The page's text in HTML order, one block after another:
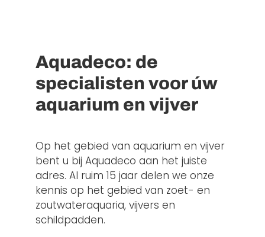
Aquadeco: de
specialisten voor úw
aquarium en vijver
Op het gebied van aquarium en vijver
bent u bij Aquadeco aan het juiste
adres. Al ruim 15 jaar delen we onze
kennis op het gebied van zoet- en
zoutwateraquaria, vijvers en
schildpadden.